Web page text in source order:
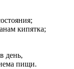
кипятка;
день,
пищи.